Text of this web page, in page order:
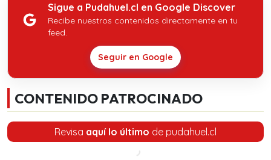
Sigue a Pudahuel.cl en Google Discover
Recibe nuestros contenidos directamente en tu
feed.
Seguir en Google
CONTENIDO PATROCINADO
Revisa aquí lo último de pudahuel.cl